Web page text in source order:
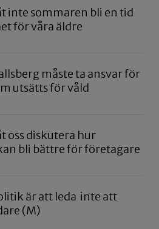
inte sommaren bli en tid
för våra äldre
måste ta ansvar för
utsätts för våld
oss diskutera hur
bli bättre för företagare
är att leda inte att
(M)